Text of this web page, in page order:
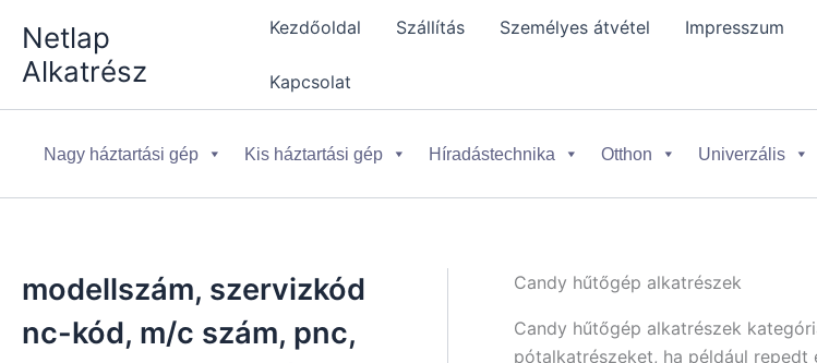
content
Netlap
Alkatrész
Kezdőoldal Szállítás Személyes átvétel Impresszum
Kapcsolat
Nagy háztartási gép Kis háztartási gép Híradástechnika Otthon Univerzális
modellszám, szervizkód
nc-kód, m/c szám, pnc,
Candy hűtőgép alkatrészek
Candy hűtőgép alkatrészek
pótalkatrészeket, ha például